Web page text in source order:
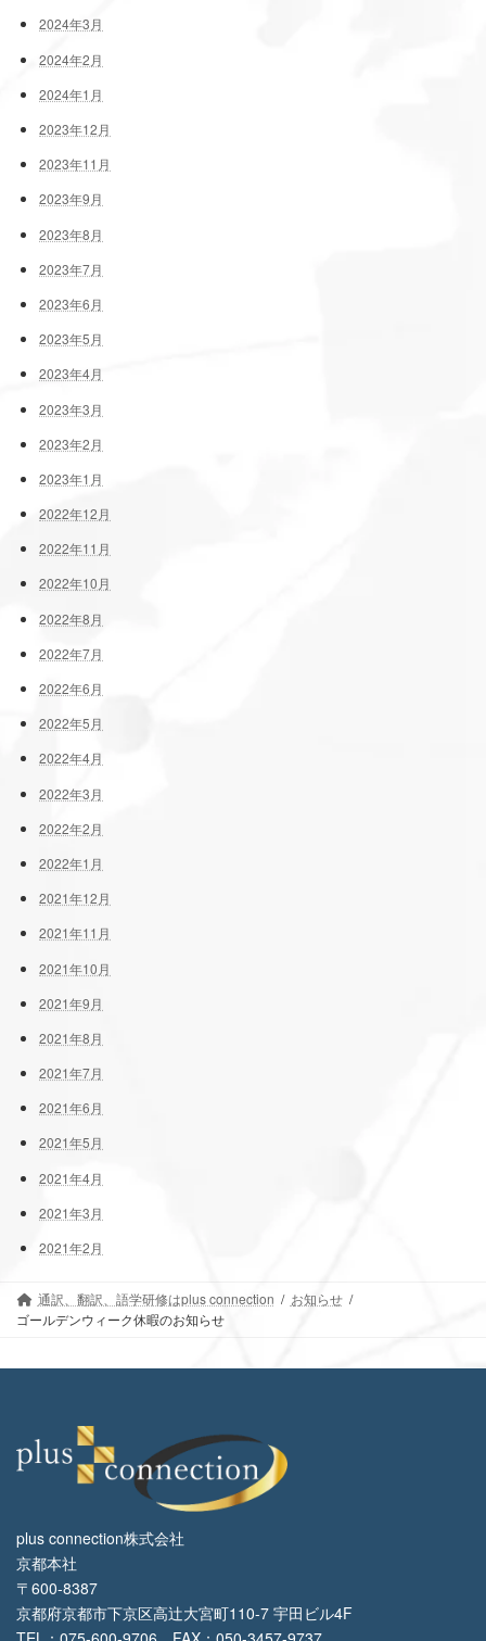
2024年3月
2024年2月
2024年1月
2023年12月
2023年11月
2023年9月
2023年8月
2023年7月
2023年6月
2023年5月
2023年4月
2023年3月
2023年2月
2023年1月
2022年12月
2022年11月
2022年10月
2022年8月
2022年7月
2022年6月
2022年5月
2022年4月
2022年3月
2022年2月
2022年1月
2021年12月
2021年11月
2021年10月
2021年9月
2021年8月
2021年7月
2021年6月
2021年5月
2021年4月
2021年3月
2021年2月
通訳、翻訳、語学研修はplus connection
お知らせ
ゴールデンウィーク休暇のお知らせ
plus connection株式会社
京都本社
〒600-8387
京都府京都市下京区高辻大宮町110-7 宇田ビル4F